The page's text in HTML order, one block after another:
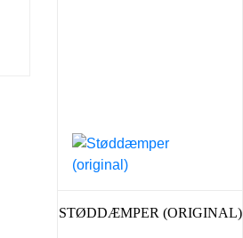
STØDDÆMPER (ORIGINAL)